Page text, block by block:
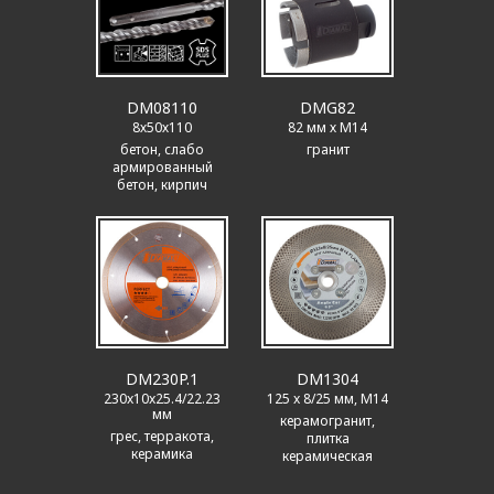
DM08110
8х50х110
бетон, слабо
армированный
бетон, кирпич
DMG82
82 мм х M14
гранит
DM230P.1
230x10x25.4/22.23
мм
грес, терракота,
керамика
DM1304
125 x 8/25 мм, M14
керамогранит,
плитка
керамическая